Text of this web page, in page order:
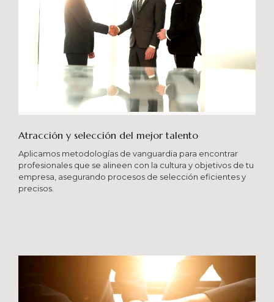
Atracción y selección del mejor talento
Aplicamos metodologías de vanguardia para encontrar
profesionales que se alineen con la cultura y objetivos de tu
empresa, asegurando procesos de selección eficientes y
precisos.